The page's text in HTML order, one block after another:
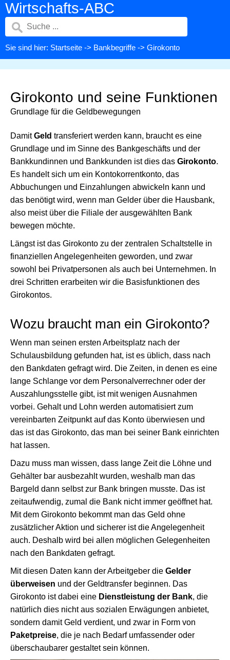
Wirtschafts-ABC
Sie sind hier: Startseite -> Bankbegriffe -> Girokonto
Girokonto und seine Funktionen
Grundlage für die Geldbewegungen
DamitGeld transferiert werden kann, braucht es eine
Grundlage und im Sinne des Bankgeschäfts und der
Bankkundinnen und Bankkunden ist dies das Girokonto.
Es handelt sich um ein Kontokorrentkonto, das
Abbuchungen und Einzahlungen abwickeln kann und
das benötigt wird, wenn man Gelder über die Hausbank,
also meist über die Filiale der ausgewählten Bank
bewegen möchte.
Längst ist das Girokonto zu der zentralen Schaltstelle in
finanziellen Angelegenheiten geworden, und zwar
sowohl bei Privatpersonen als auch bei Unternehmen. In
drei Schritten erarbeiten wir die Basisfunktionen des
Girokontos.
Wozu braucht man ein Girokonto?
Wenn man seinen ersten Arbeitsplatz nach der
Schulausbildung gefunden hat, ist es üblich, dass nach
den Bankdaten gefragt wird. Die Zeiten, in denen es eine
lange Schlange vor dem Personalverrechner oder der
Auszahlungsstelle gibt, ist mit wenigen Ausnahmen
vorbei. Gehalt und Lohn werden automatisiert zum
vereinbarten Zeitpunkt auf das Konto überwiesen und
das ist das Girokonto, das man bei seiner Bank einrichten
hat lassen.
Dazu muss man wissen, dass lange Zeit die Löhne und
Gehälter bar ausbezahlt wurden, weshalb man das
Bargeld dann selbst zur Bank bringen musste. Das ist
zeitaufwendig, zumal die Bank nicht immer geöffnet hat.
Mit dem Girokonto bekommt man das Geld ohne
zusätzlicher Aktion und sicherer ist die Angelegenheit
auch. Deshalb wird bei allen möglichen Gelegenheiten
nach den Bankdaten gefragt.
Mit diesen Daten kann der Arbeitgeber die Gelder
überweisen und der Geldtransfer beginnen. Das
Girokonto ist dabei eine Dienstleistung der Bank, die
natürlich dies nicht aus sozialen Erwägungen anbietet,
sondern damit Geld verdient, und zwar in Form von
Paketpreise, die je nach Bedarf umfassender oder
überschaubarer gestaltet sein können.